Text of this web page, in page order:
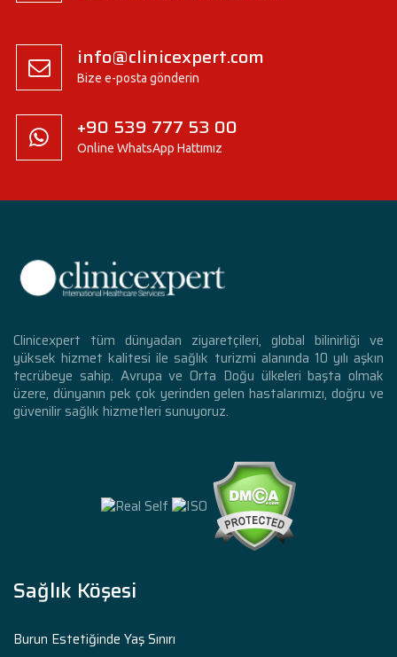
info@clinicexpert.com
Bize e-posta gönderin
+90 539 777 53 00
Online WhatsApp Hattımız
Clinicexpert tüm dünyadan ziyaretçileri, global bilinirliği ve
yüksek hizmet kalitesi ile sağlık turizmi alanında 10 yılı aşkın
tecrübeye sahip. Avrupa ve Orta Doğu ülkeleri başta olmak
üzere, dünyanın pek çok yerinden gelen hastalarımızı, doğru ve
güvenilir sağlık hizmetleri sunuyoruz.
Sağlık Köşesi
Burun Estetiğinde Yaş Sınırı